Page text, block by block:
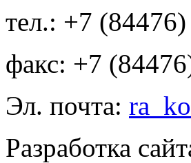
тел.: +7
факс: +7
Эл. почта:
Разработка